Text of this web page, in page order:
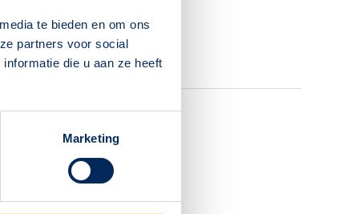
te bieden en om ons
partners voor social
die u aan ze heeft
Marketing